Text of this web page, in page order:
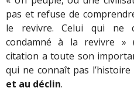
pas et refuse de
le revivre. Celui qui ne
condamné à la revivre »
citation a toute son
qui ne connaît pas
et au déclin.